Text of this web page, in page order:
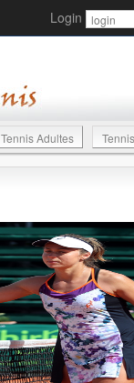
Login
Tennis Adultes